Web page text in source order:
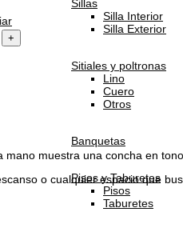
Sillas
Silla Interior
Silla Exterior
Sitiales y poltronas
Lino
Cuero
Otros
Banquetas
Pisos y Taburetes
Pisos
Taburetes
muestra una concha en
o cualquier espacio que